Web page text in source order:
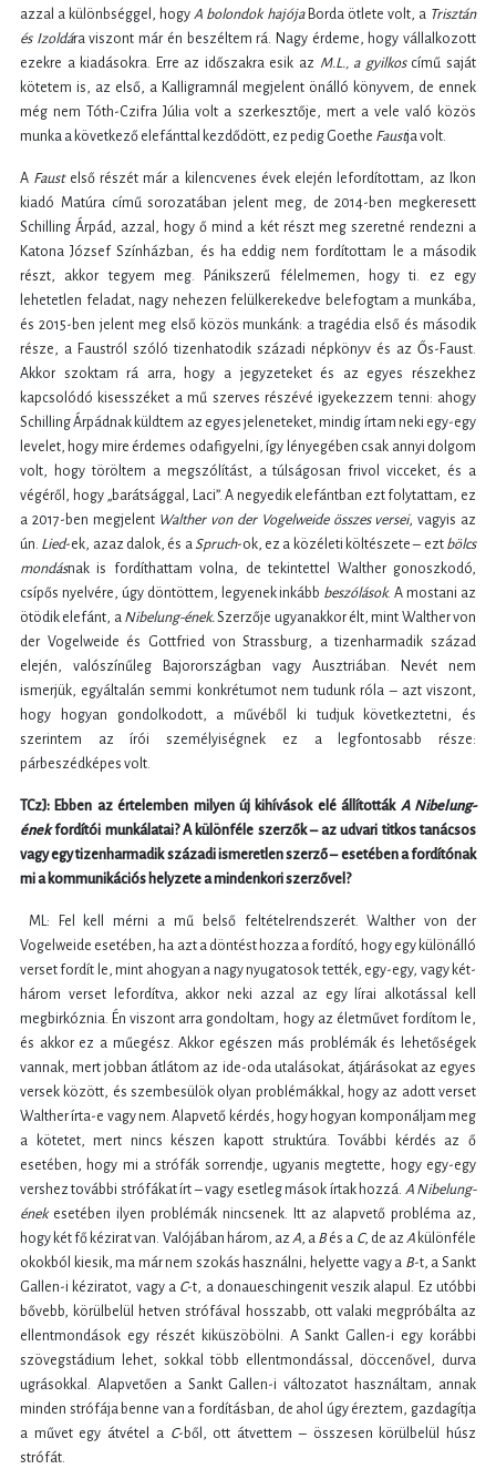
azzal a különbséggel, hogyA bolondok hajója Borda ötlete volt, a Trisztán
és Izoldára viszont már én beszéltem rá. Nagy érdeme, hogy vállalkozott
ezekre a kiadásokra. Erre az időszakra esik az M.L., a gyilkos című saját
kötetem is, az első, a Kalligramnál megjelent önálló könyvem, de ennek
még nem Tóth-Czifra Júlia volt a szerkesztője, mert a vele való közös
munka a következő elefánttal kezdődött, ez pedig Goethe Faustja volt.
A Faust első részét már a kilencvenes évek elején lefordítottam, az Ikon
kiadó Matúra című sorozatában jelent meg, de 2014-ben megkeresett
Schilling Árpád, azzal, hogy ő mind a két részt meg szeretné rendezni a
Katona József Színházban, és ha eddig nem fordítottam le a második
részt, akkor tegyem meg. Pánikszerű félelmemen, hogy ti. ez egy
lehetetlen feladat, nagy nehezen felülkerekedve belefogtam a munkába,
és 2015-ben jelent meg első közös munkánk: a tragédia első és második
része, a Faustról szóló tizenhatodik századi népkönyv és az Ős-Faust.
Akkor szoktam rá arra, hogy a jegyzeteket és az egyes részekhez
kapcsolódó kisesszéket a mű szerves részévé igyekezzem tenni: ahogy
Schilling Árpádnak küldtem az egyes jeleneteket, mindig írtam neki egy-egy
levelet, hogy mire érdemes odafigyelni, így lényegében csak annyi dolgom
volt, hogy töröltem a megszólítást, a túlságosan frivol vicceket, és a
végéről, hogy „barátsággal, Laci”. A negyedik elefántban ezt folytattam, ez
a 2017-ben megjelent Walther von der Vogelweide összes versei, vagyis az
ún. Lied-ek, azaz dalok, és a Spruch-ok, ez a közéleti költészete – ezt bölcs
mondásnak is fordíthattam volna, de tekintettel Walther gonoszkodó,
csípős nyelvére, úgy döntöttem, legyenek inkább beszólások. A mostani az
ötödik elefánt, a Nibelung-ének.Szerzője ugyanakkor élt, mint Walther von
der Vogelweide és Gottfried von Strassburg, a tizenharmadik század
elején, valószínűleg Bajorországban vagy Ausztriában. Nevét nem
ismerjük, egyáltalán semmi konkrétumot nem tudunk róla – azt viszont,
hogy hogyan gondolkodott, a művéből ki tudjuk következtetni, és
szerintem az írói személyiségnek ez a legfontosabb része:
párbeszédképes volt.
TCzJ: Ebben az értelemben milyen új kihívások elé állították A Nibelung-
énekfordítói munkálatai? A különféle szerzők – az udvari titkos tanácsos
vagy egy tizenharmadik századi ismeretlen szerző – esetében a fordítónak
mi a kommunikációs helyzete a mindenkori szerzővel?
ML: Fel kell mérni a mű belső feltételrendszerét. Walther von der
Vogelweide esetében, ha azt a döntést hozza a fordító, hogy egy különálló
verset fordít le, mint ahogyan a nagy nyugatosok tették, egy-egy, vagy két-
három verset lefordítva, akkor neki azzal az egy lírai alkotással kell
megbirkóznia. Én viszont arra gondoltam, hogy az életművet fordítom le,
és akkor ez a műegész. Akkor egészen más problémák és lehetőségek
vannak, mert jobban átlátom az ide-oda utalásokat, átjárásokat az egyes
versek között, és szembesülök olyan problémákkal, hogy az adott verset
Walther írta-e vagy nem. Alapvető kérdés, hogy hogyan komponáljam meg
a kötetet, mert nincs készen kapott struktúra. További kérdés az ő
esetében, hogy mi a strófák sorrendje, ugyanis megtette, hogy egy-egy
vershez további strófákat írt – vagy esetleg mások írtak hozzá. A Nibelung-
ének esetében ilyen problémák nincsenek. Itt az alapvető probléma az,
hogy két fő kézirat van. Valójában három, az A, a Bés a C, de az A különféle
okokból kiesik, ma már nem szokás használni, helyette vagy a B-t, a Sankt
Gallen-i kéziratot, vagy a C-t, a donaueschingenit veszik alapul. Ez utóbbi
bővebb, körülbelül hetven strófával hosszabb, ott valaki megpróbálta az
ellentmondások egy részét kiküszöbölni. A Sankt Gallen-i egy korábbi
szövegstádium lehet, sokkal több ellentmondással, döccenővel, durva
ugrásokkal. Alapvetően a Sankt Gallen-i változatot használtam, annak
minden strófája benne van a fordításban, de ahol úgy éreztem, gazdagítja
a művet egy átvétel a C-ből, ott átvettem – összesen körülbelül húsz
strófát.